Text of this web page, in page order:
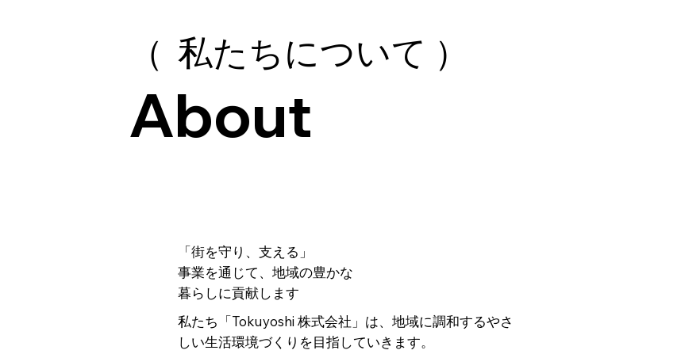
（ 私たちについて ）
About
「街を守り、支える」
事業を通じて、地域の豊かな
暮らしに貢献します
私たち「Tokuyoshi 株式会社」は、地域に調和するやさ
しい生活環境づくりを目指していきます。